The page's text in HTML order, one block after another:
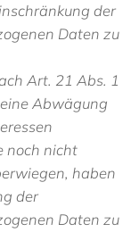
der
Daten zu
Art. 21 Abs. 1
Abwägung
noch nicht
haben
der
Daten zu